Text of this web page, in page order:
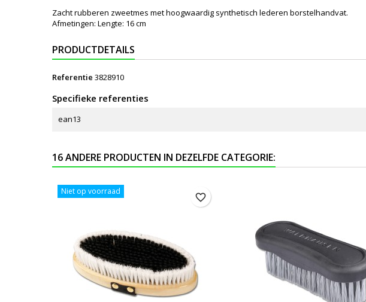
Zacht rubberen zweetmes met hoogwaardig synthetisch lederen borstelhandvat.
Afmetingen: Lengte: 16 cm
PRODUCTDETAILS
Referentie 3828910
Specifieke referenties
ean13
16 ANDERE PRODUCTEN IN DEZELFDE CATEGORIE:
Niet op voorraad
favorite_border